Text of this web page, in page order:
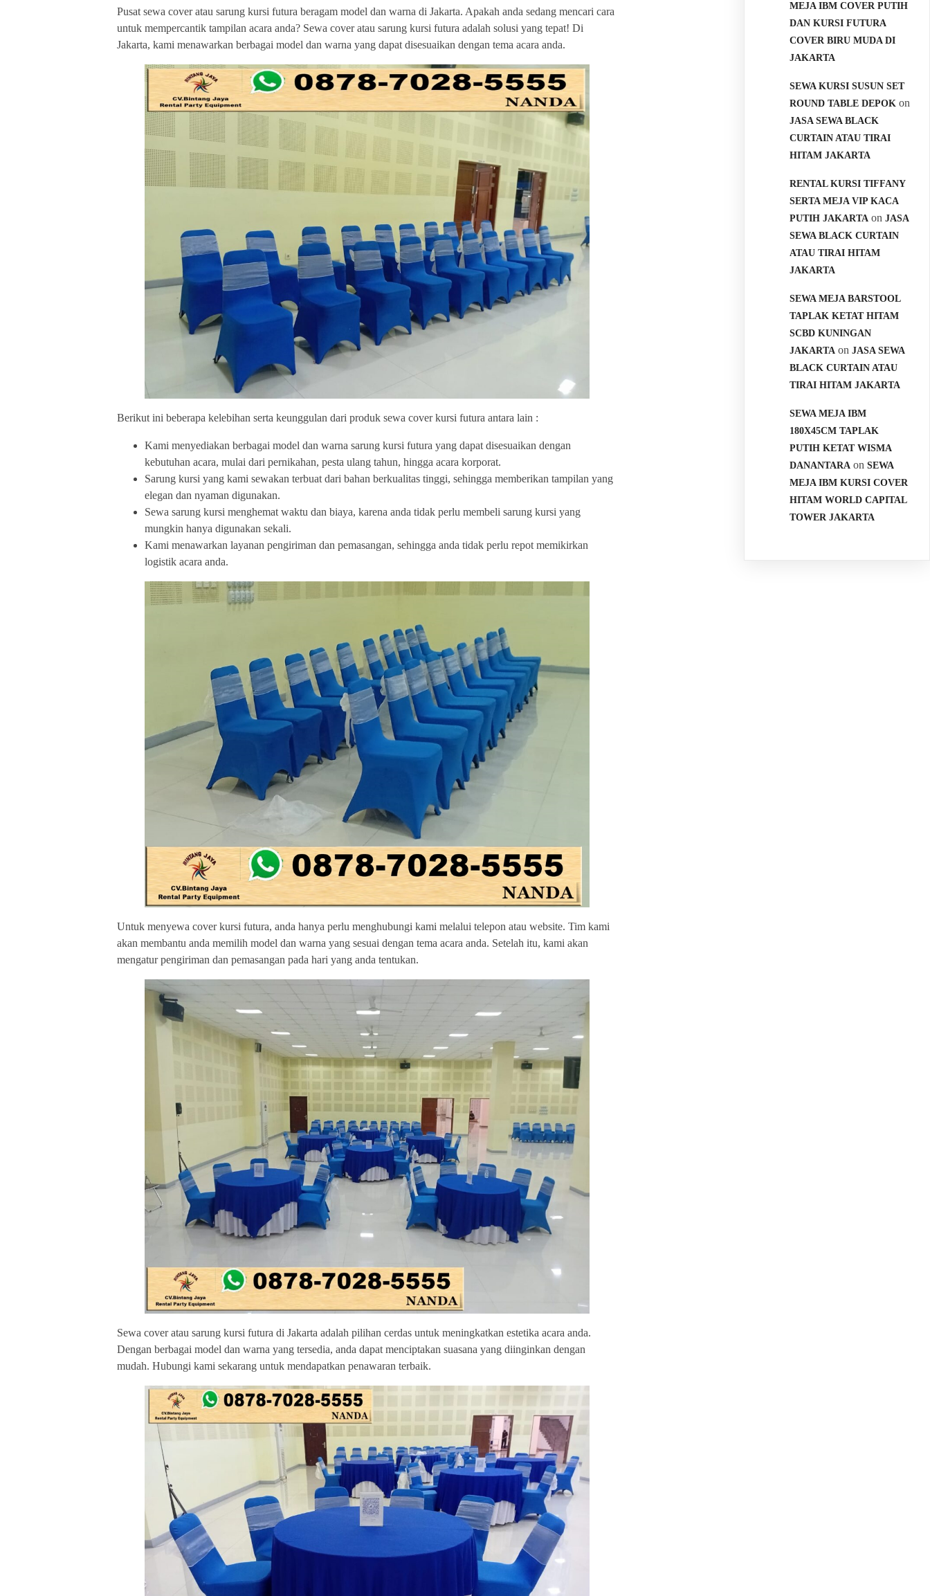
Pusat sewa cover atau sarung kursi futura beragam model dan warna di Jakarta. Apakah anda sedang mencari cara
untuk mempercantik tampilan acara anda? Sewa cover atau sarung kursi futura adalah solusi yang tepat! Di
Jakarta, kami menawarkan berbagai model dan warna yang dapat disesuaikan dengan tema acara anda.
Berikut ini beberapa kelebihan serta keunggulan dari produk sewa cover kursi futura antara lain :
Kami menyediakan berbagai model dan warna sarung kursi futura yang dapat disesuaikan dengan
kebutuhan acara, mulai dari pernikahan, pesta ulang tahun, hingga acara korporat.
Sarung kursi yang kami sewakan terbuat dari bahan berkualitas tinggi, sehingga memberikan tampilan yang
elegan dan nyaman digunakan.
Sewa sarung kursi menghemat waktu dan biaya, karena anda tidak perlu membeli sarung kursi yang
mungkin hanya digunakan sekali.
Kami menawarkan layanan pengiriman dan pemasangan, sehingga anda tidak perlu repot memikirkan
logistik acara anda.
Untuk menyewa cover kursi futura, anda hanya perlu menghubungi kami melalui telepon atau website. Tim kami
akan membantu anda memilih model dan warna yang sesuai dengan tema acara anda. Setelah itu, kami akan
mengatur pengiriman dan pemasangan pada hari yang anda tentukan.
Sewa cover atau sarung kursi futura di Jakarta adalah pilihan cerdas untuk meningkatkan estetika acara anda.
Dengan berbagai model dan warna yang tersedia, anda dapat menciptakan suasana yang diinginkan dengan
mudah. Hubungi kami sekarang untuk mendapatkan penawaran terbaik.
MEJA IBM COVER PUTIH
DAN KURSI FUTURA
COVER BIRU MUDA DI
JAKARTA
SEWA KURSI SUSUN SET
ROUND TABLE DEPOK on
JASA SEWA BLACK
CURTAIN ATAU TIRAI
HITAM JAKARTA
RENTAL KURSI TIFFANY
SERTA MEJA VIP KACA
PUTIH JAKARTA onJASA
SEWA BLACK CURTAIN
ATAU TIRAI HITAM
JAKARTA
SEWA MEJA BARSTOOL
TAPLAK KETAT HITAM
SCBD KUNINGAN
JAKARTA onJASA SEWA
BLACK CURTAIN ATAU
TIRAI HITAM JAKARTA
SEWA MEJA IBM
180X45CM TAPLAK
PUTIH KETAT WISMA
DANANTARA onSEWA
MEJA IBM KURSI COVER
HITAM WORLD CAPITAL
TOWER JAKARTA